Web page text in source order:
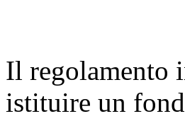
Il regolamento
istituire un